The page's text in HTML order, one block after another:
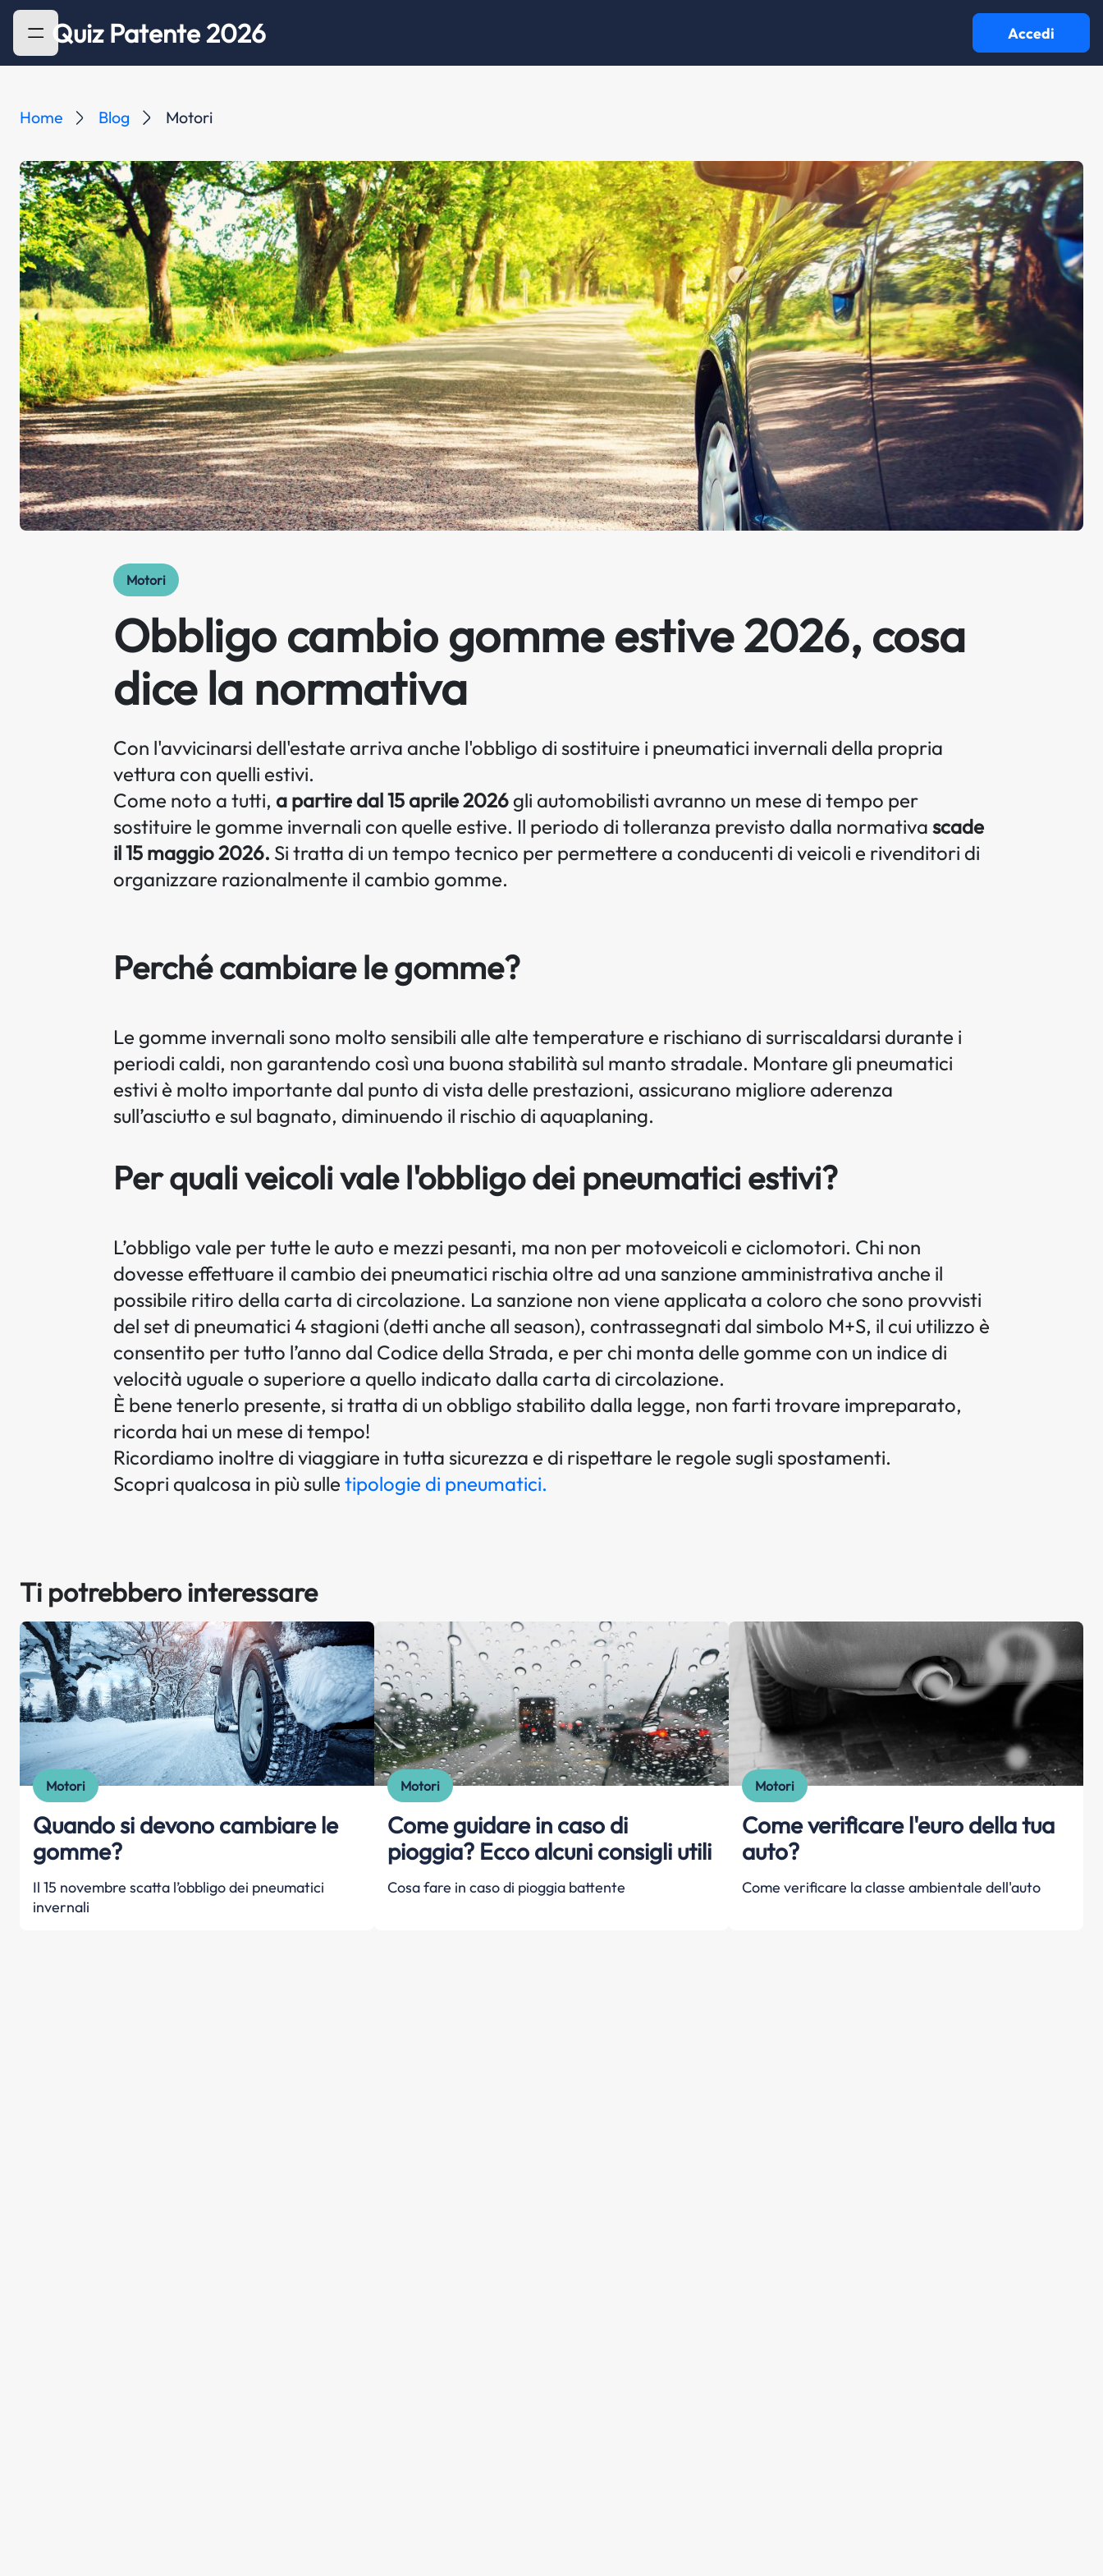
Quiz Patente 2026 Accedi
Home Blog Motori
Motori
Obbligo cambio gomme estive 2026, cosa
dice la normativa
Con l'avvicinarsi dell'estate arriva anche l'obbligo di sostituire i pneumatici invernali della propria
vettura con quelli estivi.
Come noto a tutti, a partire dal 15 aprile 2026gli automobilisti avranno un mese di tempo per
sostituire le gomme invernali con quelle estive. Il periodo di tolleranza previsto dalla normativa scade
il 15 maggio 2026. Si tratta di un tempo tecnico per permettere a conducenti di veicoli e rivenditori di
organizzare razionalmente il cambio gomme.
Perché cambiare le gomme?
Le gomme invernali sono molto sensibili alle alte temperature e rischiano di surriscaldarsi durante i
periodi caldi, non garantendo così una buona stabilità sul manto stradale. Montare gli pneumatici
estivi è molto importante dal punto di vista delle prestazioni, assicurano migliore aderenza
sull’asciutto e sul bagnato, diminuendo il rischio di aquaplaning.
Per quali veicoli vale l'obbligo dei pneumatici estivi?
L’obbligo vale per tutte le auto e mezzi pesanti, ma non per motoveicoli e ciclomotori. Chi non
dovesse effettuare il cambio dei pneumatici rischia oltre ad una sanzione amministrativa anche il
possibile ritiro della carta di circolazione. La sanzione non viene applicata a coloro che sono provvisti
del set di pneumatici 4 stagioni (detti anche all season), contrassegnati dal simbolo M+S, il cui utilizzo è
consentito per tutto l’anno dal Codice della Strada, e per chi monta delle gomme con un indice di
velocità uguale o superiore a quello indicato dalla carta di circolazione.
È bene tenerlo presente, si tratta di un obbligo stabilito dalla legge, non farti trovare impreparato,
ricorda hai un mese di tempo!
Ricordiamo inoltre di viaggiare in tutta sicurezza e di rispettare le regole sugli spostamenti.
Scopri qualcosa in più sulle tipologie di pneumatici.
Ti potrebbero interessare
Quando si devono cambiare le
gomme?
Il 15 novembre scatta l’obbligo dei pneumatici
invernali
Motori
Come guidare in caso di
pioggia? Ecco alcuni consigli utili
Cosa fare in caso di pioggia battente
Motori
Come verificare l'euro della tua
auto?
Come verificare la classe ambientale dell'auto
Motori